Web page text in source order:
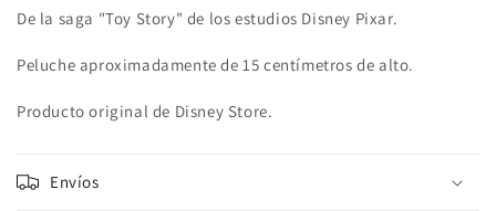
De la saga "Toy Story" de los estudios Disney Pixar.
Peluche aproximadamente de 15 centímetros de alto.
Producto original de Disney Store.
Envíos